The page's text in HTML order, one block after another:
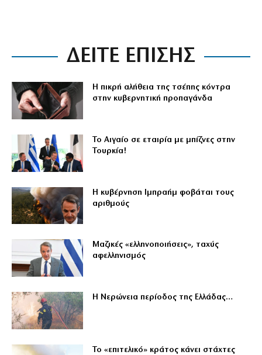
ΔΕΙΤΕ ΕΠΙΣΗΣ
Η πικρή αλήθεια της τσέπης κόντρα
στην κυβερνητική προπαγάνδα
Το Αιγαίο σε εταιρία με μπίζνες στην
Τουρκία!
Η κυβέρνηση Ιμπραήμ φοβάται τους
αριθμούς
Μαζικές «ελληνοποιήσεις», ταχύς
αφελληνισμός
Η Νερώνεια περίοδος της Ελλάδας…
Το «επιτελικό» κράτος κάνει στάχτες